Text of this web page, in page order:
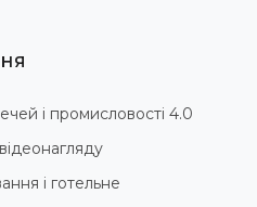
і промисловості 4.0
і готельне